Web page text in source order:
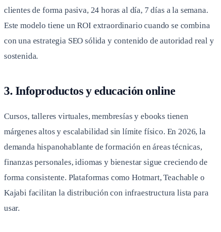
clientes de forma pasiva, 24 horas al día, 7 días a la semana.
Este modelo tiene un ROI extraordinario cuando se combina
con una estrategia SEO sólida y contenido de autoridad real y
sostenida.
3. Infoproductos y educación online
Cursos, talleres virtuales, membresías y ebooks tienen
márgenes altos y escalabilidad sin límite físico. En 2026, la
demanda hispanohablante de formación en áreas técnicas,
finanzas personales, idiomas y bienestar sigue creciendo de
forma consistente. Plataformas como Hotmart, Teachable o
Kajabi facilitan la distribución con infraestructura lista para
usar.